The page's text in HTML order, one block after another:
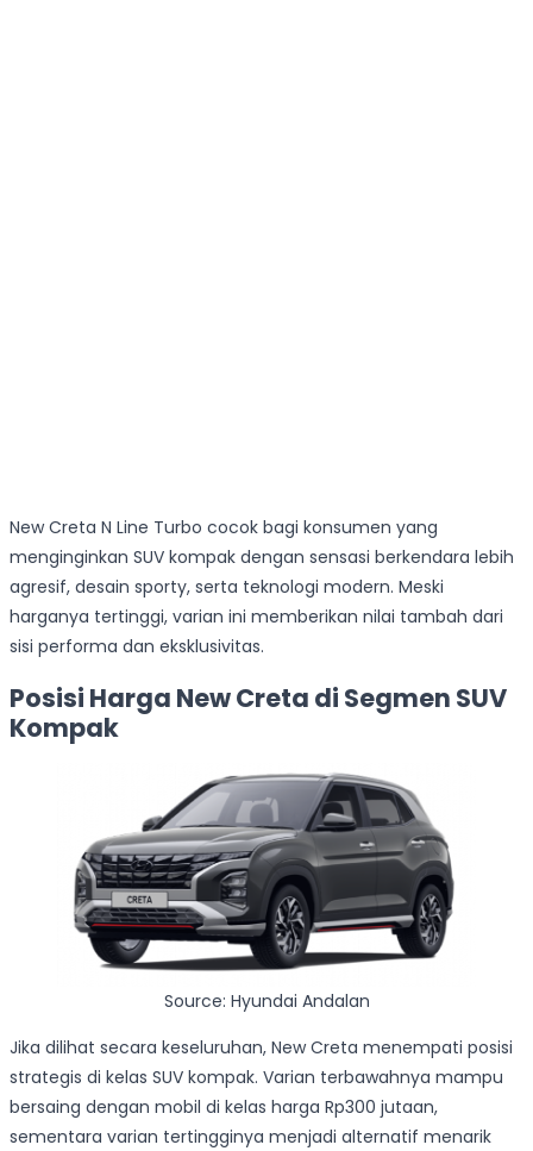
New Creta N Line Turbo cocok bagi konsumen yang
menginginkan SUV kompak dengan sensasi berkendara lebih
agresif, desain sporty, serta teknologi modern. Meski
harganya tertinggi, varian ini memberikan nilai tambah dari
sisi performa dan eksklusivitas.
Posisi Harga New Creta di Segmen SUV
Kompak
Source: Hyundai Andalan
Jika dilihat secara keseluruhan, New Creta menempati posisi
strategis di kelas SUV kompak. Varian terbawahnya mampu
bersaing dengan mobil di kelas harga Rp300 jutaan,
sementara varian tertingginya menjadi alternatif menarik